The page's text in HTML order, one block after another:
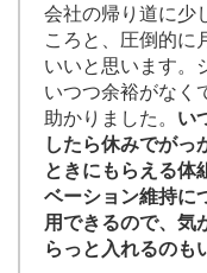
会社の帰り道に少
ころと、圧倒的に
いいと思います。
いつつ余裕がなく
助かりました。 い
したら休みでがっ
ときにもらえる体
ベーション維持に
用できるので、気
らっと入れるのも